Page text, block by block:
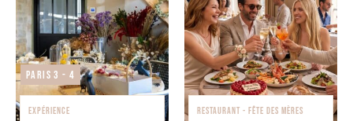
Paris 3 - 4
EXPÉRIENCE
RESTAURANT - FÊTE DES MÈRES